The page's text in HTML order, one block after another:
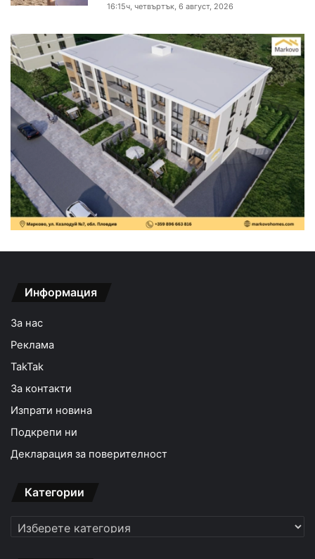
16:15ч, четвъртък, 6 август, 2026
Информация
За нас
Реклама
TakTak
За контакти
Изпрати новина
Подкрепи ни
Декларация за поверителност
Категории
Категории